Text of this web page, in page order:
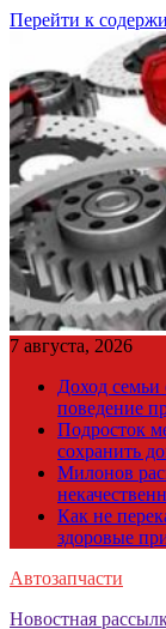
Перейти к
7 августа, 2026
Доход семьи
поведение
Подросток
сохранить
Милонов
Как не
здоровые
Автозапчасти
Новостная